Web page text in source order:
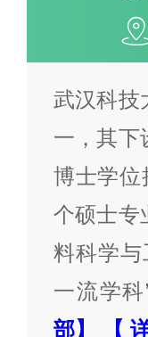
学校的
况，建
为我喜
武汉科技
一，其下
博士学位
个硕士专
料科学与
一流学
部】
【